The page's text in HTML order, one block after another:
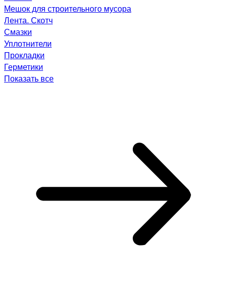
Мешок для строительного мусора
Лента. Скотч
Смазки
Уплотнители
Прокладки
Герметики
Показать все